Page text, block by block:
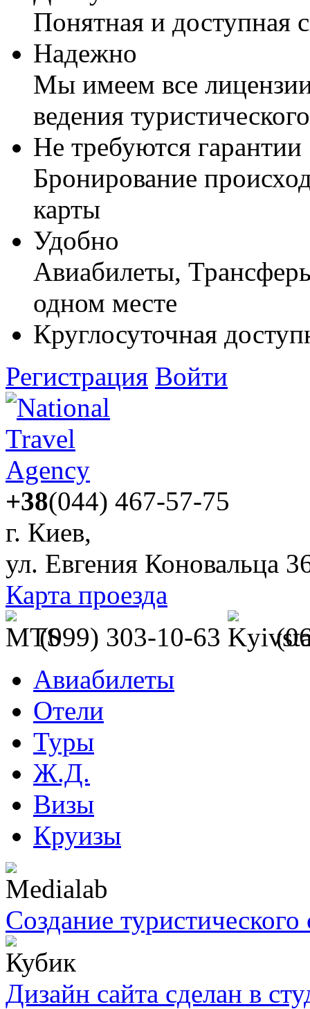
Понятная и доступная
Надежно
Мы имеем все
ведения
Не требуются гарантии
Бронирование
карты
Удобно
Авиабилеты,
одном месте
Круглосуточная
Регистрация Войти
+38(044) 467-57-75
г. Киев,
ул. Евгения Коновальца
Карта проезда
(099) 303-10-63
Авиабилеты
Отели
Туры
Ж.Д.
Визы
Круизы
Создание туристического
Дизайн сайта сделан в